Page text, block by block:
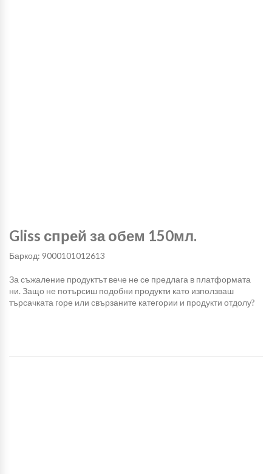
Gliss спрей за обем 150мл.
Баркод: 9000101012613
За съжаление продуктът вече не се предлага в платформата
ни. Защо не потърсиш подобни продукти като използваш
търсачката горе или свързаните категории и продукти отдолу?